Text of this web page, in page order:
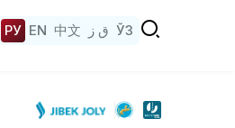
РУ EN 中文 ق ز ЎЗ